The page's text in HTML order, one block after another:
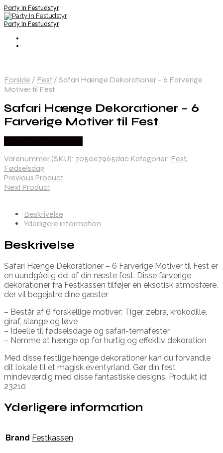
Party In Festudstyr
Party In Festudstyr
Forside / Fest / Safari Hænge Dekorationer – 6 Farverige
Motiver til Fest
Safari Hænge Dekorationer – 6
Farverige Motiver til Fest
Varenummer (SKU): 7050e7965dac Kategorier: Fest,
Fødselsdag
Previous Product
Next Product
Beskrivelse
Yderligere information
Beskrivelse
Safari Hænge Dekorationer – 6 Farverige Motiver til Fest er
en uundgåelig del af din næste fest. Disse farverige
dekorationer fra Festkassen tilføjer en eksotisk atmosfære,
der vil begejstre dine gæster
– Består af 6 forskellige motiver: Tiger, zebra, krokodille,
giraf, slange og løve
– Ideelle til fødselsdage og safari-temafester
– Nemme at hænge op for hurtig og effektiv dekoration
Med disse festlige hænge dekorationer kan du forvandle
dit lokale til et magisk eventyrland. Gør din fest
mindeværdig med disse fantastiske designs. Produkt id:
23210
Yderligere information
Brand Festkassen